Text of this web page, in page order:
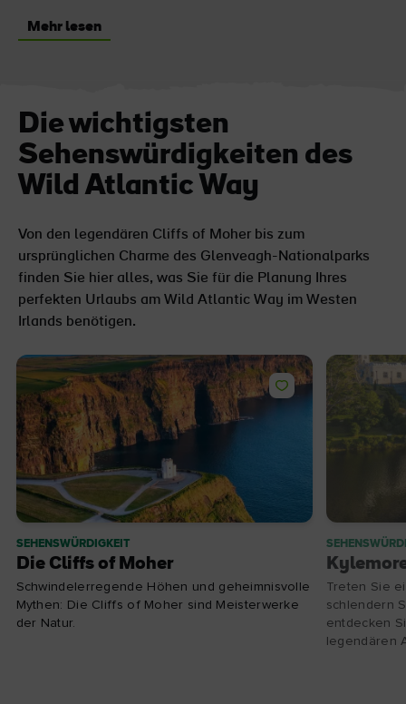
Mehr lesen
Die wichtigsten
Sehenswürdigkeiten des
Wild Atlantic Way
Von den legendären Cliffs of Moher bis zum
ursprünglichen Charme des Glenveagh-Nationalparks
finden Sie hier alles, was Sie für die Planung Ihres
perfekten Urlaubs am Wild Atlantic Way im Westen
Irlands benötigen.
SEHENSWÜRDIGKEIT
Die Cliffs of Moher
Schwindelerregende Höhen und geheimnisvolle
Mythen: Die Cliffs of Moher sind Meisterwerke
der Natur.
Treten Sie
schlendern
entdecken
legendären